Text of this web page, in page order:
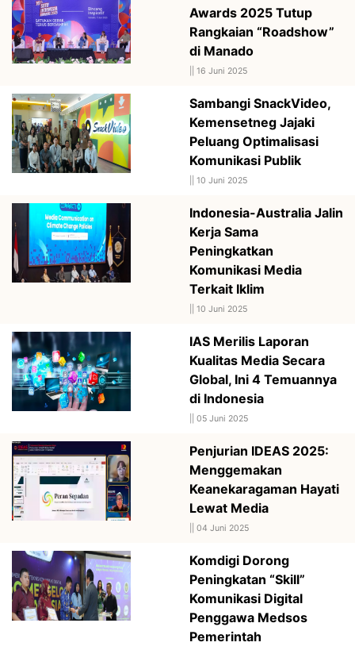
Awards 2025 Tutup
Rangkaian “Roadshow”
di Manado
16 Juni 2025
Sambangi SnackVideo,
Kemensetneg Jajaki
Peluang Optimalisasi
Komunikasi Publik
10 Juni 2025
Indonesia-Australia Jalin
Kerja Sama
Peningkatkan
Komunikasi Media
Terkait Iklim
10 Juni 2025
IAS Merilis Laporan
Kualitas Media Secara
Global, Ini 4 Temuannya
di Indonesia
05 Juni 2025
Penjurian IDEAS 2025:
Menggemakan
Keanekaragaman Hayati
Lewat Media
04 Juni 2025
Komdigi Dorong
Peningkatan “Skill”
Komunikasi Digital
Penggawa Medsos
Pemerintah